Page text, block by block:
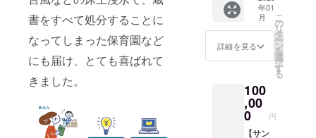
書をすべて処分することに
なってしまった保育園など
にも届け、とても喜ばれて
きました。
のでご
注意下
さい。
※希望す
み、備
考欄に
記載し
ターン
グッズ
セット
・サン
ナルス
テッ
カー ・
オリジ
ナルし
合、オ
プショ
ンで不
要を選
択くだ
ターン
グッズ
セット
・サン
クスレ
万円
コー
ス。本
を寄付
するの
年以降
も含め
て「取
組その
ものを
年01
月
詳細を見る
こ
の
リ
タ
ー
ン
を
選
択
す
る
100
,00
0 円
【サン